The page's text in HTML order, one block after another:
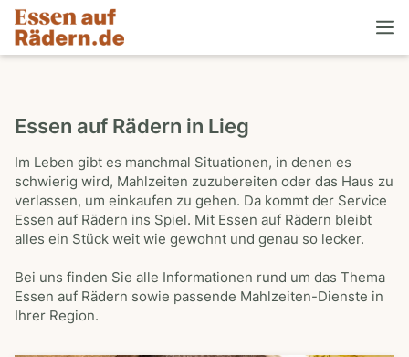
Essen auf Rädern in Lieg
Im Leben gibt es manchmal Situationen, in denen es
schwierig wird, Mahlzeiten zuzubereiten oder das Haus zu
verlassen, um einkaufen zu gehen. Da kommt der Service
Essen auf Rädern ins Spiel. Mit Essen auf Rädern bleibt
alles ein Stück weit wie gewohnt und genau so lecker.
Bei uns finden Sie alle Informationen rund um das Thema
Essen auf Rädern sowie passende Mahlzeiten-Dienste in
Ihrer Region.